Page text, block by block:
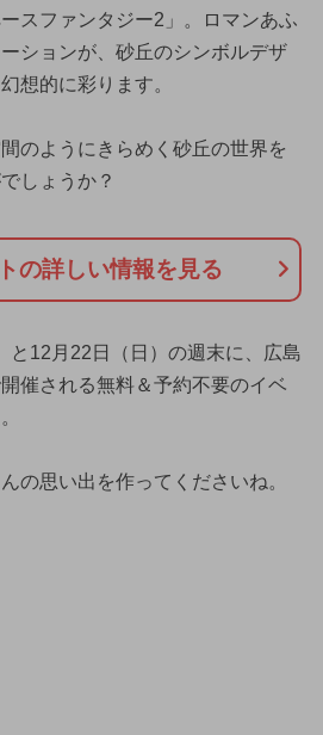
スファンタジー2」。ロマンあふ
ションが、砂丘のシンボルデザ
想的に彩ります。
のようにきらめく砂丘の世界を
しょうか？
の詳しい情報を見る
と12月22日（日）の週末に、広島
催される無料＆予約不要のイベ
の思い出を作ってくださいね。